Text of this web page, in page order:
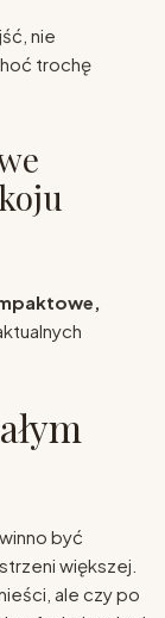
nie
trochę
być
większej.
ale czy po